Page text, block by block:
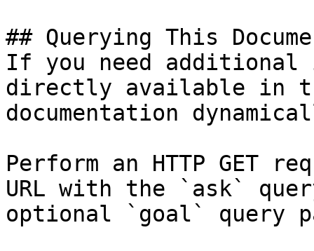
## Querying This
If you need
directly available in
documentation
Perform an HTTP GET
URL with the `ask`
optional `goal` query